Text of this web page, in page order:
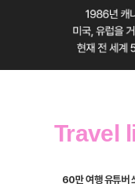
Travel
60만 여행 유튜버